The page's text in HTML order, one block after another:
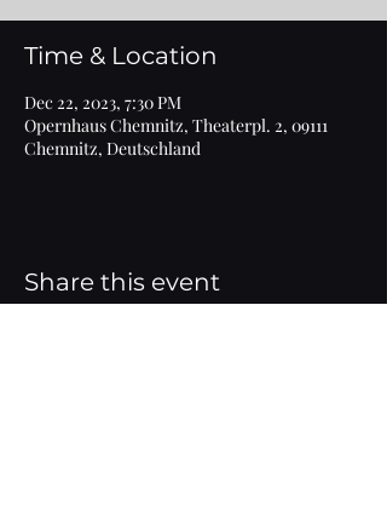
Time & Location
Dec 22, 2023, 7:30 PM
Opernhaus Chemnitz, Theaterpl. 2, 09111
Chemnitz, Deutschland
Share this event